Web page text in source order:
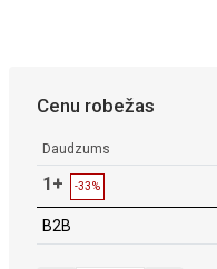
Cenu robežas
Daudzums
1+ -33%
B2B